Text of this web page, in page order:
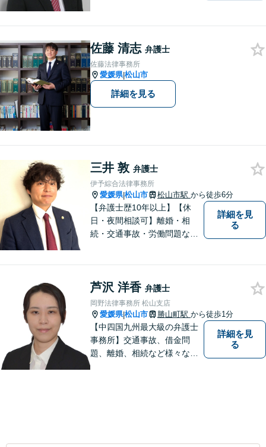
佐藤 清志 弁護士
佐藤法律事務所
愛媛県|松山市
詳細を見る
三井 敦 弁護士
伊予綜合法律事務所
愛媛県|松山市 松山市駅 から徒歩6分
【弁護士歴10年以上】【休
日・夜間相談可】離婚・相
続・交通事故・労働問題など
指します【オンライン相談
可】【松山市駅徒歩8分】
詳細を見
る
芦沢 洋香 弁護士
岡野法律事務所 松山支店
愛媛県|松山市 勝山町駅 から徒歩1分
【中四国九州最大級の弁護士
事務所】交通事故、借金問
題、離婚、相続など様々な問
詳細を見
る